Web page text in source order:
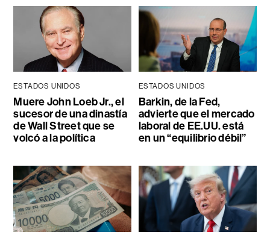
ESTADOS UNIDOS
Muere John Loeb Jr., el
sucesor de una dinastía
de Wall Street que se
volcó a la política
ESTADOS UNIDOS
Barkin, de la Fed,
advierte que el mercado
laboral de EE.UU. está
en un “equilibrio débil”